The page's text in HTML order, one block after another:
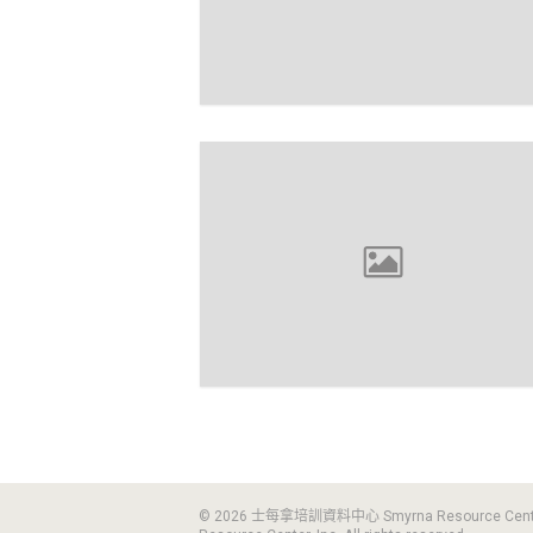
© 2026 士每拿培訓資料中心 Smyrna Resource